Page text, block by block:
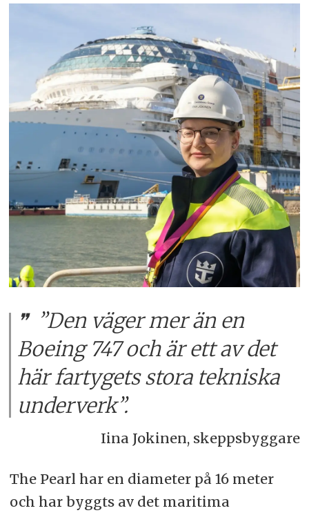
”Den väger mer än en
Boeing 747 och är ett av det
här fartygets stora tekniska
underverk”.
Iina Jokinen, skeppsbyggare
The Pearl har en diameter på 16 meter
och har byggts av det maritima